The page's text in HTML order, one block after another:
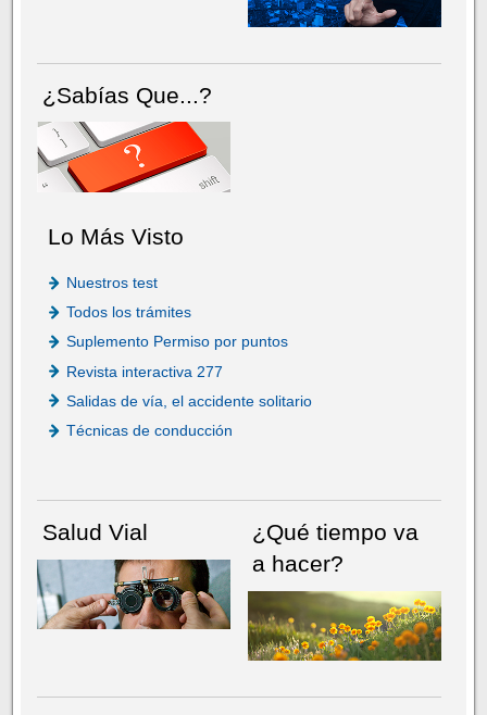
¿Sabías Que...?
Lo Más Visto
Nuestros test
Todos los trámites
Suplemento Permiso por puntos
Revista interactiva 277
Salidas de vía, el accidente solitario
Técnicas de conducción
Salud Vial
¿Qué tiempo va
a hacer?